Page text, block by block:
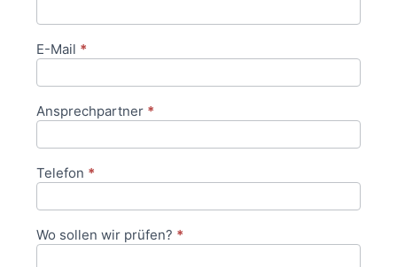
E-Mail *
Ansprechpartner *
Telefon *
Wo sollen wir prüfen? *